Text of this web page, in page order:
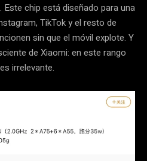
Este chip está diseñado para una
TikTok y el resto de
sin que el móvil explote. Y
de Xiaomi: en este rango
irrelevante.